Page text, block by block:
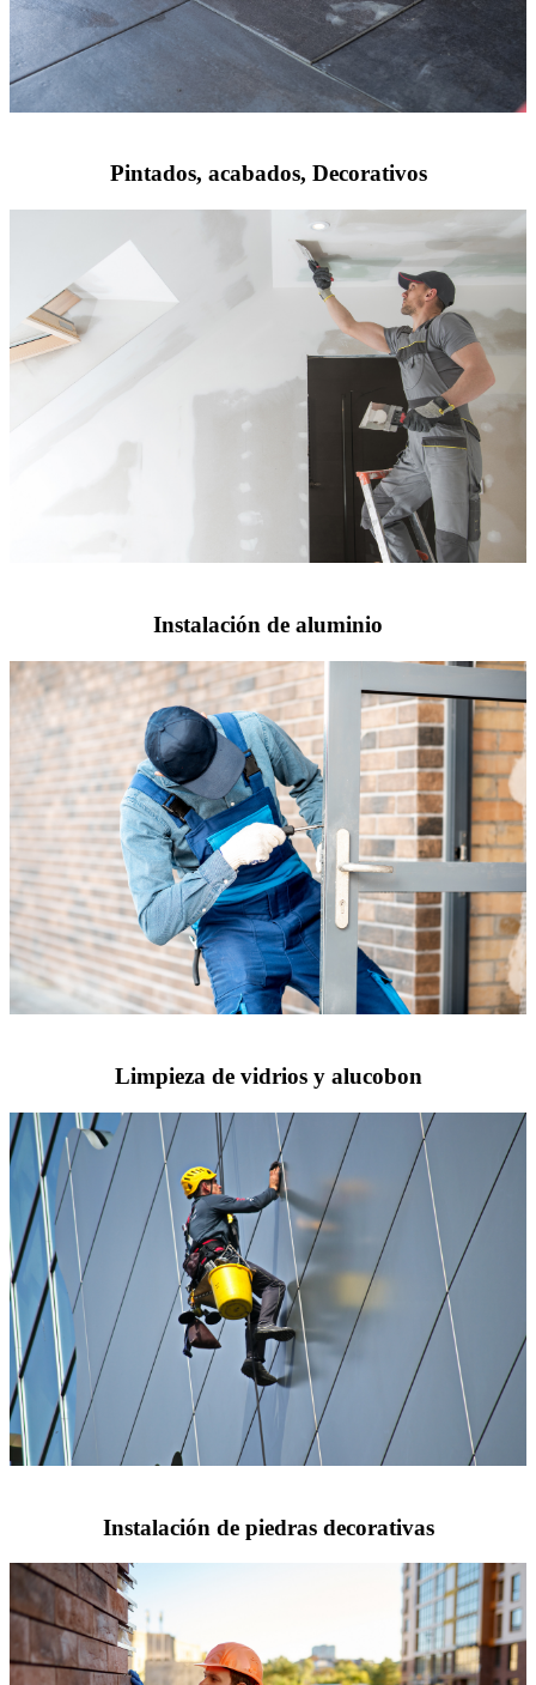
Pintados, acabados, Decorativos
Instalación de aluminio
Limpieza de vidrios y alucobon
Instalación de piedras decorativas